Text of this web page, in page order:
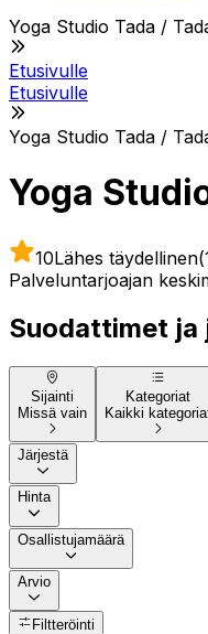
Yoga Studio Tada /
Etusivulle
Etusivulle
Yoga Studio Tada /
Yoga
10Lähes täydellinen
Palveluntarjoajan
Suodattimet ja
Sijainti
Missä vain
Kategoriat
Kaikki
Järjestä
Hinta
Osallistujamäärä
Arvio
Filtteröinti